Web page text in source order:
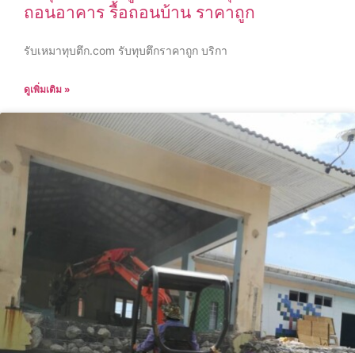
ถอนอาคาร รื้อถอนบ้าน ราคาถูก
รับเหมาทุบตึก.com รับทุบตึกราคาถูก บริกา
ดูเพิ่มเติม »